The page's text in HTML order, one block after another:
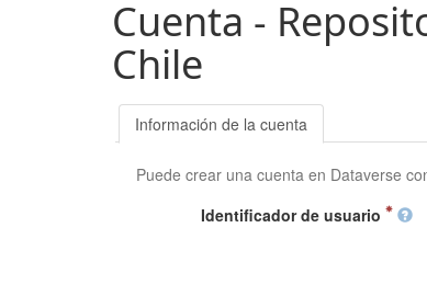
Cuenta -
Chile
Información de la cuenta
Puede crear una cuenta en Dataverse
Identificador de usuario